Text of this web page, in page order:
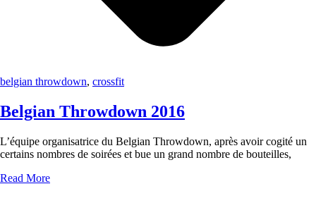
belgian throwdown, crossfit
Belgian Throwdown 2016
L’équipe organisatrice du Belgian Throwdown, après avoir cogité un
certains nombres de soirées et bue un grand nombre de bouteilles,
Read More